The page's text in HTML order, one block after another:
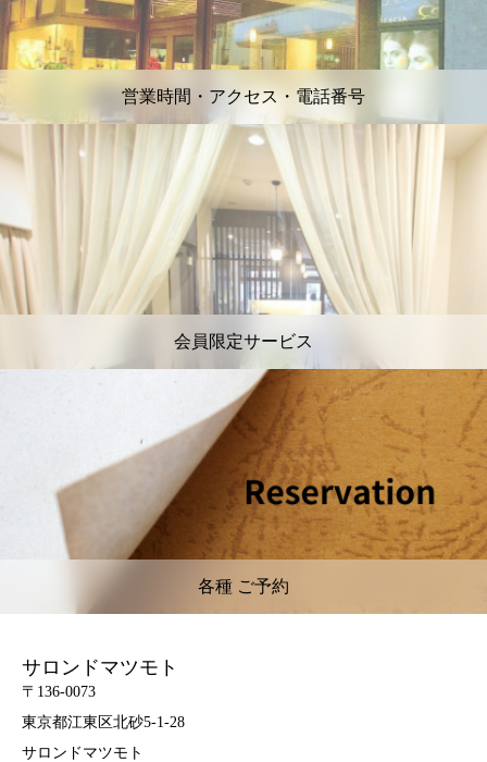
営業時間・アクセス・電話番号
会員限定サービス
各種 ご予約
サロンドマツモト
〒136-0073
東京都江東区北砂5-1-28
サロンドマツモト